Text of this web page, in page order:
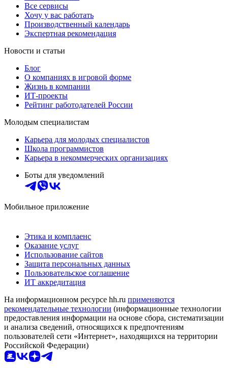
Все сервисы
Хочу у вас работать
Производственный календарь
Экспертная рекомендация
Новости и статьи
Блог
О компаниях в игровой форме
Жизнь в компании
ИТ-проекты
Рейтинг работодателей России
Молодым специалистам
Карьера для молодых специалистов
Школа программистов
Карьера в некоммерческих организациях
Боты для уведомлений
Мобильное приложение
Этика и комплаенс
Оказание услуг
Использование сайтов
Защита персональных данных
Пользовательское соглашение
ИТ аккредитация
На информационном ресурсе hh.ru применяются
рекомендательные технологии (информационные технологии
предоставления информации на основе сбора, систематизации
и анализа сведений, относящихся к предпочтениям
пользователей сети «Интернет», находящихся на территории
Российской Федерации)